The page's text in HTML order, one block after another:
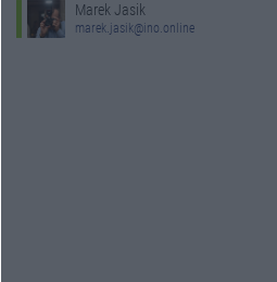
Marek Jasik
marek.jasik@ino.online